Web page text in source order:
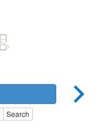
Search